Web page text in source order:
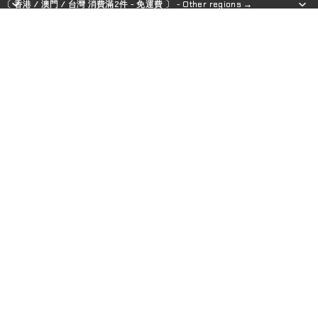
〔 香港 / 澳門 / 台灣 消費滿2件 - 免運費 〕 - Other regions →
〔 香港 / 澳門 / 台灣 消費滿2件 - 免運費 〕 - Other regions →